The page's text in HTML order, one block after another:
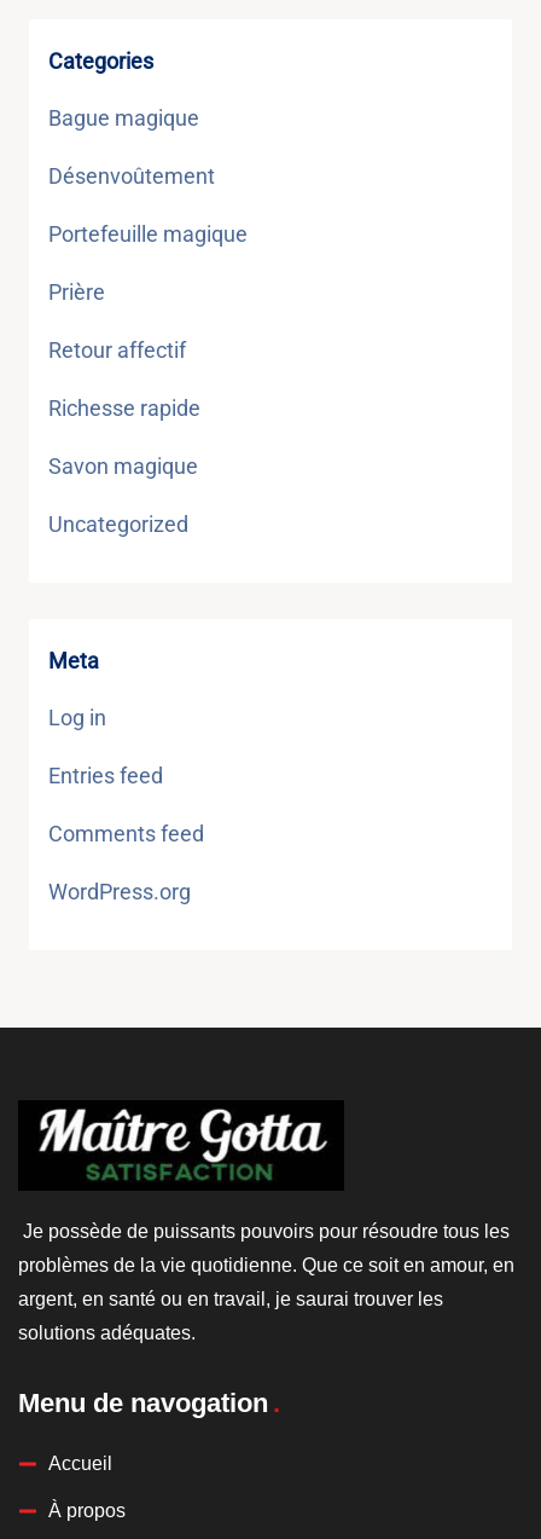
Categories
Bague magique
Désenvoûtement
Portefeuille magique
Prière
Retour affectif
Richesse rapide
Savon magique
Uncategorized
Meta
Log in
Entries feed
Comments feed
WordPress.org
Je possède de puissants pouvoirs pour résoudre tous les
problèmes de la vie quotidienne. Que ce soit en amour, en
argent, en santé ou en travail, je saurai trouver les
solutions adéquates.
Menu de navogation
Accueil
À propos